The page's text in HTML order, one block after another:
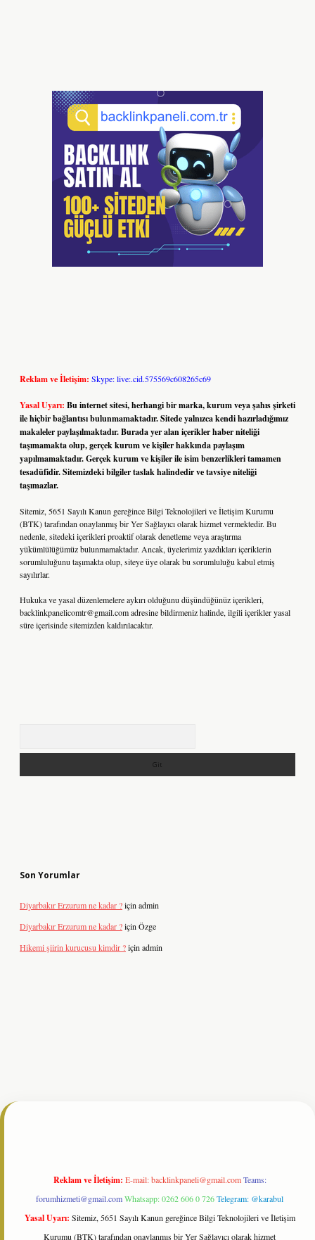
Reklam ve İletişim: Skype: live:.cid.575569c608265c69
Yasal Uyarı: Bu internet sitesi, herhangi bir marka, kurum veya şahıs şirketi
ile hiçbir bağlantısı bulunmamaktadır. Sitede yalnızca kendi hazırladığımız
makaleler paylaşılmaktadır. Burada yer alan içerikler haber niteliği
taşımamakta olup, gerçek kurum ve kişiler hakkında paylaşım
yapılmamaktadır. Gerçek kurum ve kişiler ile isim benzerlikleri tamamen
tesadüfidir. Sitemizdeki bilgiler taslak halindedir ve tavsiye niteliği
taşımazlar.
Sitemiz, 5651 Sayılı Kanun gereğince Bilgi Teknolojileri ve İletişim Kurumu
(BTK) tarafından onaylanmış bir Yer Sağlayıcı olarak hizmet vermektedir. Bu
nedenle, sitedeki içerikleri proaktif olarak denetleme veya araştırma
yükümlülüğümüz bulunmamaktadır. Ancak, üyelerimiz yazdıkları içeriklerin
sorumluluğunu taşımakta olup, siteye üye olarak bu sorumluluğu kabul etmiş
sayılırlar.
Hukuka ve yasal düzenlemelere aykırı olduğunu düşündüğünüz içerikleri,
backlinkpanelicomtr@gmail.comadresine bildirmeniz halinde, ilgili içerikler yasal
süre içerisinde sitemizden kaldırılacaktır.
Son Yorumlar
Diyarbakır Erzurum ne kadar ?için admin
Diyarbakır Erzurum ne kadar ?için Özge
Hikemi şiirin kurucusu kimdir ?için admin
tulipbetgiris.org
Reklam ve İletişim: E-mail:backlinkpaneli@gmail.com Teams:
forumhizmeti@gmail.comWhatsapp: 0262 606 0 726Telegram: @karabul
Yasal Uyarı: Sitemiz, 5651 Sayılı Kanun gereğince Bilgi Teknolojileri ve İletişim
Kurumu (BTK) tarafından onaylanmış bir Yer Sağlayıcı olarak hizmet